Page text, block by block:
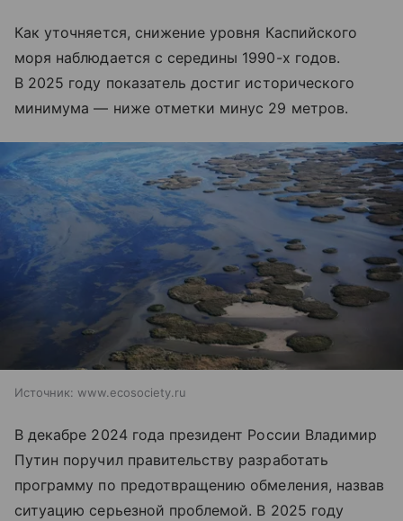
Как уточняется, снижение уровня Каспийского
моря наблюдается с середины 1990-х годов.
В 2025 году показатель достиг исторического
минимума — ниже отметки минус 29 метров.
Источник: www.ecosociety.ru
В декабре 2024 года президент России Владимир
Путин поручил правительству разработать
программу по предотвращению обмеления, назвав
ситуацию серьезной проблемой. В 2025 году